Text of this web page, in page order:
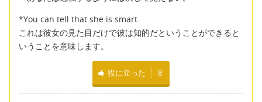
*You can tell that she is smart.
これは彼女の見た目だけで彼は知的だということができると
いうことを意味します。
役に立った 8